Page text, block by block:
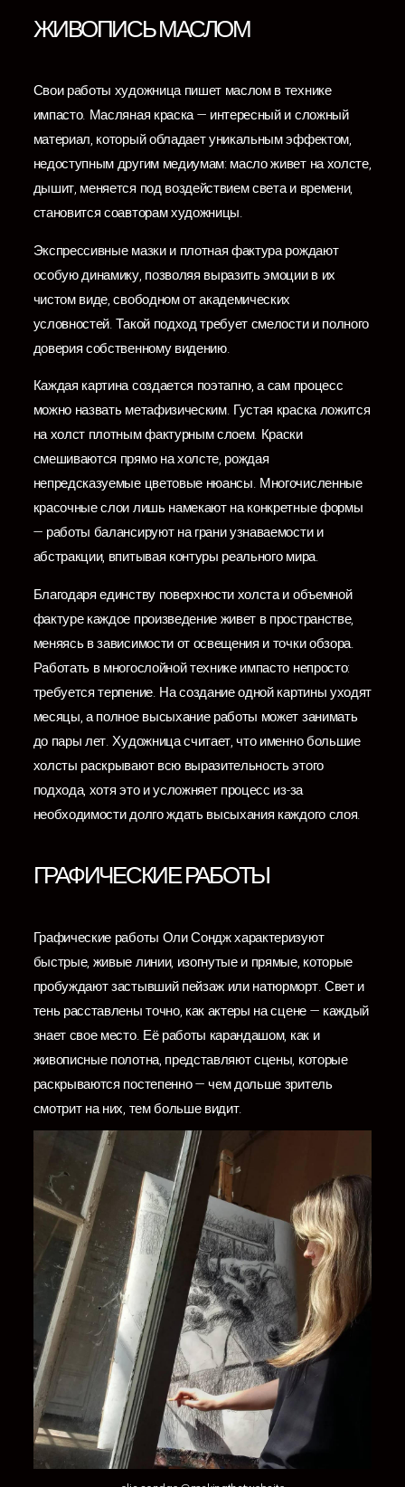
ЖИВОПИСЬ МАСЛОМ
Свои работы художница пишет маслом в технике
импасто. Масляная краска — интересный и сложный
материал, который обладает уникальным эффектом,
недоступным другим медиумам: масло живет на холсте,
дышит, меняется под воздействием света и времени,
становится соавторам художницы.
Экспрессивные мазки и плотная фактура рождают
особую динамику, позволяя выразить эмоции в их
чистом виде, свободном от академических
условностей. Такой подход требует смелости и полного
доверия собственному видению.
Каждая картина создается поэтапно, а сам процесс
можно назвать метафизическим. Густая краска ложится
на холст плотным фактурным слоем. Краски
смешиваются прямо на холсте, рождая
непредсказуемые цветовые нюансы. Многочисленные
красочные слои лишь намекают на конкретные формы
— работы балансируют на грани узнаваемости и
абстракции, впитывая контуры реального мира.
Благодаря единству поверхности холста и объемной
фактуре каждое произведение живет в пространстве,
меняясь в зависимости от освещения и точки обзора.
Работать в многослойной технике импасто непросто:
требуется терпение. На создание одной картины уходят
месяцы, а полное высыхание работы может занимать
до пары лет. Художница считает, что именно большие
холсты раскрывают всю выразительность этого
подхода, хотя это и усложняет процесс из-за
необходимости долго ждать высыхания каждого слоя.
ГРАФИЧЕСКИЕ РАБОТЫ
Графические работы Оли Сондж характеризуют
быстрые, живые линии, изогнутые и прямые, которые
пробуждают застывший пейзаж или натюрморт. Свет и
тень расставлены точно, как актеры на сцене — каждый
знает свое место. Её работы карандашом, как и
живописные полотна, представляют сцены, которые
раскрываются постепенно — чем дольше зритель
смотрит на них, тем больше видит.